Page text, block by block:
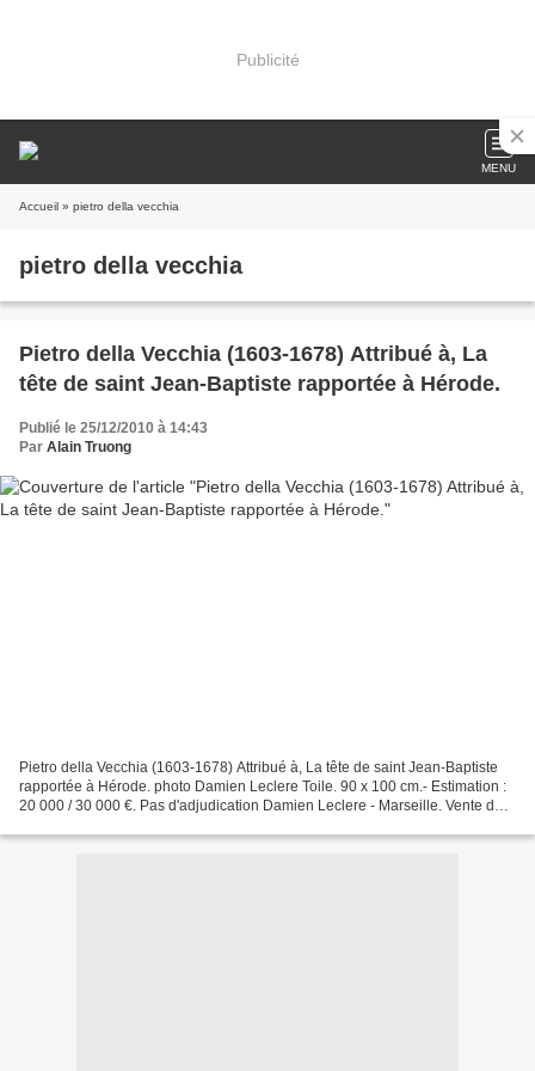
Publicité
MENU
Accueil » pietro della vecchia
pietro della vecchia
Pietro della Vecchia (1603-1678) Attribué à, La
tête de saint Jean-Baptiste rapportée à Hérode.
Publié le 25/12/2010 à 14:43
Par Alain Truong
Pietro della Vecchia (1603-1678) Attribué à, La tête de saint Jean-Baptiste
rapportée à Hérode. photo Damien Leclere Toile. 90 x 100 cm.- Estimation :
20 000 / 30 000 €. Pas d'adjudication Damien Leclere - Marseille. Vente du